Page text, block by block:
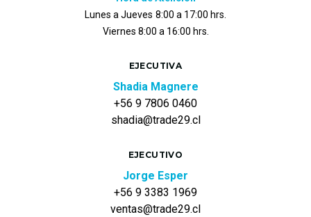
Lunes a Jueves 8:00 a 17:00 hrs.
Viernes 8:00 a 16:00 hrs.
EJECUTIVA
Shadia Magnere
+56 9 7806 0460
shadia@trade29.cl
EJECUTIVO
Jorge Esper
+56 9 3383 1969
ventas@trade29.cl